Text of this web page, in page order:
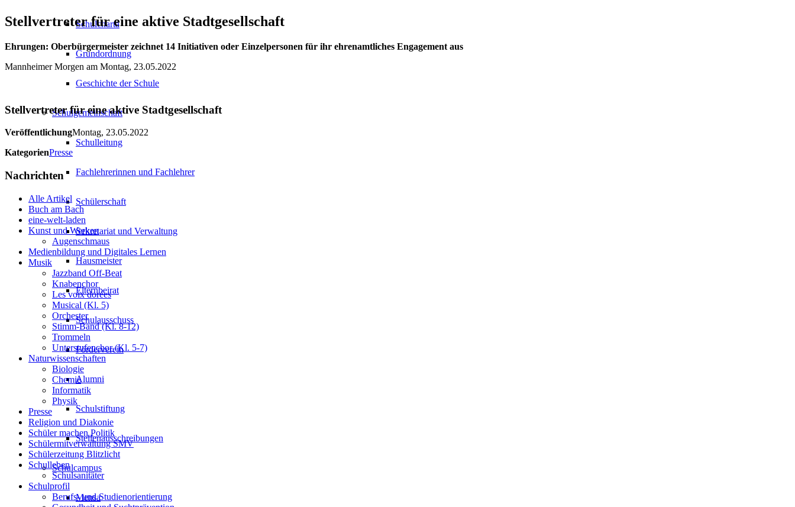
Schulcharta
Grundordnung
Geschichte der Schule
Schulgemeinschaft
Schulleitung
Fachlehrerinnen und Fachlehrer
Schülerschaft
Sekretariat und Verwaltung
Hausmeister
Elternbeirat
Schulausschuss
Förderverein
Alumni
Schulstiftung
Stellenausschreibungen
Schulcampus
Mensa
Stellvertreter für eine aktive Stadtgesellschaft
Ehrungen: Oberbürgermeister zeichnet 14 Initiativen oder Einzelpersonen für ihr ehrenamtliches Engagement aus
Mannheimer Morgen am Montag, 23.05.2022
Stellvertreter für eine aktive Stadtgesellschaft
VeröffentlichungMontag, 23.05.2022
KategorienPresse
Nachrichten
Alle Artikel
Buch am Bach
eine-welt-laden
Kunst und Werken
Augenschmaus
Medienbildung und Digitales Lernen
Musik
Jazzband Off-Beat
Knabenchor
Les voix dorées
Musical (Kl. 5)
Orchester
Stimm-Band (Kl. 8-12)
Trommeln
Unterstufenchor (Kl. 5-7)
Naturwissenschaften
Biologie
Chemie
Informatik
Physik
Presse
Religion und Diakonie
Schüler machen Politik
Schülermitverwaltung SMV
Schülerzeitung Blitzlicht
Schulleben
Schulsanitäter
Schulprofil
Berufs- und Studienorientierung